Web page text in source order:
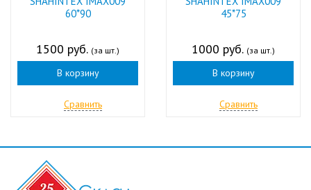
60*90
1500 руб. (за шт.)
В корзину
Сравнить
45*75
1000 руб. (за шт.)
В корзину
Сравнить